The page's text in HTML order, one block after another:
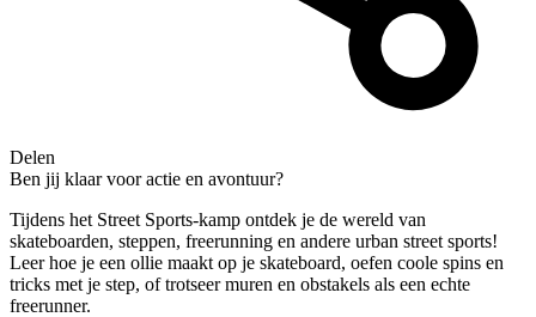
Delen
Ben jij klaar voor actie en avontuur?
Tijdens het Street Sports-kamp ontdek je de wereld van
skateboarden, steppen, freerunning en andere urban street sports!
Leer hoe je een ollie maakt op je skateboard, oefen coole spins en
tricks met je step, of trotseer muren en obstakels als een echte
freerunner.